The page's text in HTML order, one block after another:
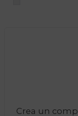
Crea un